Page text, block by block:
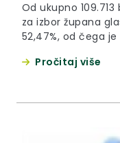
Od ukupno
za izbor župana
52,47%, od čega
listića bilo je
Pročitaj više